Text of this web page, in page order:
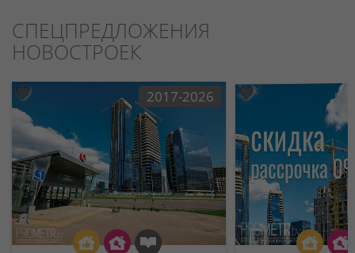
СПЕЦПРЕДЛОЖЕНИЯ
НОВОСТРОЕК
2017-2026